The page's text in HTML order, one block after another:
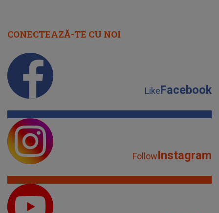
CONECTEAZĂ-TE CU NOI
LikeFacebook
FollowInstagram